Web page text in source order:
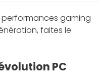
gaming
faites le
PC